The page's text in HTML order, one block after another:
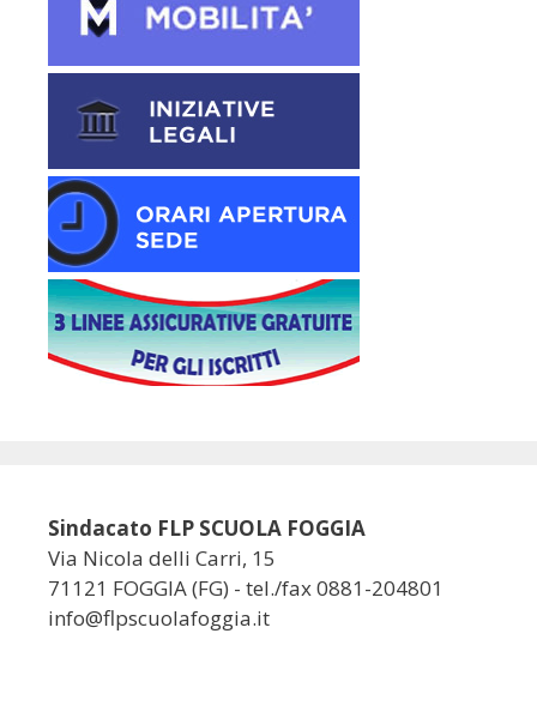
Sindacato FLP SCUOLA FOGGIA
Via Nicola delli Carri, 15
71121 FOGGIA (FG) - tel./fax 0881-204801
info@flpscuolafoggia.it